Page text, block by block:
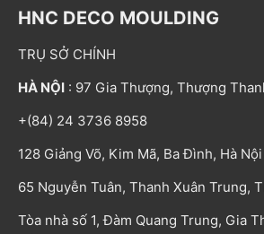
HNC DECO MOULDING
TRỤ SỞ CHÍNH
HÀ NỘI : 97 Gia Thượng, Thượng
+(84) 24 3736 8958
128 Giảng Võ, Kim Mã, Ba Đình, Hà Nội
65 Nguyễn Tuân, Thanh Xuân Trung,
Tòa nhà số 1, Đàm Quang Trung, Gia